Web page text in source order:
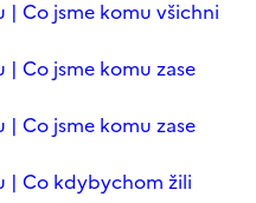
| Co jsme komu všichni
Co jsme komu zase
Co jsme komu zase
| Co kdybychom žili